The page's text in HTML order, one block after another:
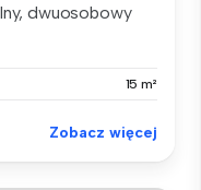
dwuosobowy
15 m²
Zobacz więcej